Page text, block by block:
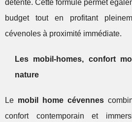
détente. Cette formule permet
budget tout en profitant
cévenoles à proximité immédiate.
Les mobil-homes, confort
nature
Le mobil home cévennes
confort contemporain et